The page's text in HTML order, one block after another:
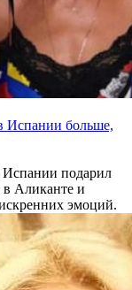
Испании больше,
подарил
в Аликанте и
эмоций.